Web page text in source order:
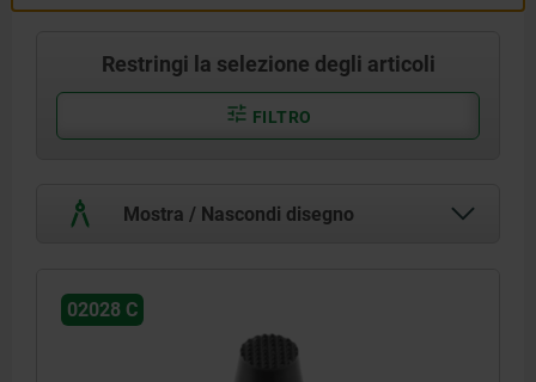
Restringi la selezione degli articoli
FILTRO
Mostra / Nascondi disegno
02028 C